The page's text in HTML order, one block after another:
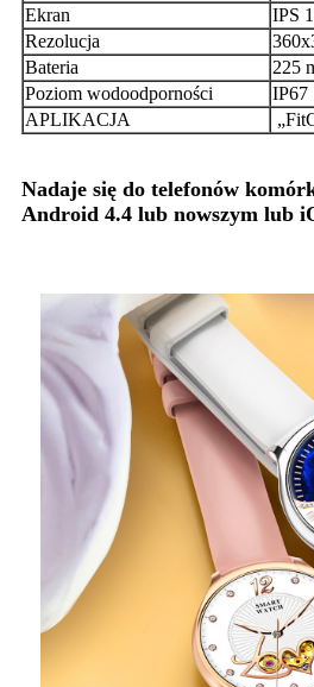
Ekran
IPS
Rezolucja
Bateria
225
Poziom wodoodporności
IP67
APLIKACJA
Nadaje się do telefonów
Android 4.4 lub nowszym lub